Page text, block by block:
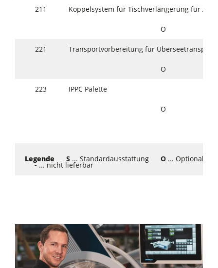
211 Koppelsystem für Tischverlängerung für
O
221 Transportvorbereitung für
O
223 IPPC Palette
O
Legende S ... Standardausstattung O ... Optional
- ... nicht lieferbar